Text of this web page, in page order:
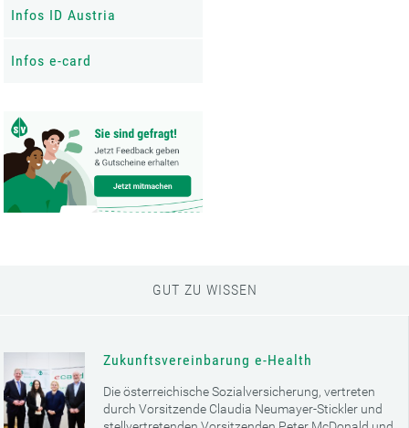
Infos ID Austria
Infos e-card
GUT ZU WISSEN
Zukunftsvereinbarung e-Health
Die österreichische Sozialversicherung, vertreten
durch Vorsitzende Claudia Neumayer-Stickler und